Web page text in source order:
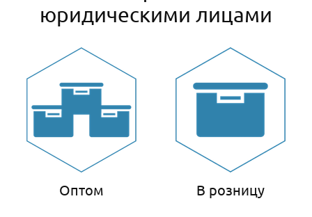
юридическими лицами
Оптом В розницу